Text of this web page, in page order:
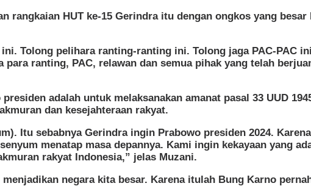
rangkaian HUT ke-15 Gerindra itu dengan ongkos yang
Tolong pelihara ranting-ranting ini. Tolong jaga PAC-PAC
ranting, PAC, relawan dan semua pihak yang telah
adalah untuk melaksanakan amanat pasal 33 UUD
dan kesejahteraan rakyat.
Itu sebabnya Gerindra ingin Prabowo presiden 2024.
menatap masa depannya. Kami ingin kekayaan yang
rakyat Indonesia,” jelas Muzani.
negara kita besar. Karena itulah Bung Karno